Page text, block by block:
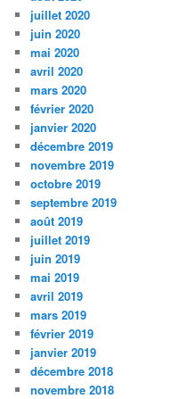
juillet 2020
juin 2020
mai 2020
avril 2020
mars 2020
février 2020
janvier 2020
décembre 2019
novembre 2019
octobre 2019
septembre 2019
août 2019
juillet 2019
juin 2019
mai 2019
avril 2019
mars 2019
février 2019
janvier 2019
décembre 2018
novembre 2018